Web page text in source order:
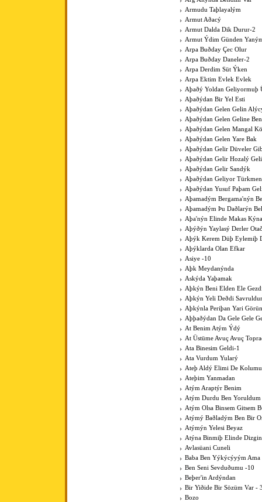
Armudu Taþlayalým
Armut Aðacý
Armut Dalda Dik Durur-2
Armut Ýdim Günden
Arpa Buðday Çec Olur
Arpa Buðday Daneler-2
Arpa Derdim Süt Ýken
Arpa Ektim Evlek Evlek
Aþaðý Yoldan Geliyormuþ
Aþaðýdan Bir Yel Esti
Aþaðýdan Gelen Gelin
Aþaðýdan Gelen Geline
Aþaðýdan Gelen Mangal
Aþaðýdan Gelen Yare Bak
Aþaðýdan Gelir Düveler
Aþaðýdan Gelir Hozalý
Aþaðýdan Gelir Sandýk
Aþaðýdan Geliyor
Aþaðýdan Yusuf Paþam
Aþamadým Bergama'nýn
Aþamadým Þu Daðlarýn
Aþa'nýn Elinde Makas
Aþýðýn Yaylasý Derler
Aþýk Kerem Düþ Eylemiþ
Aþýklarda Olan Efkar
Asiye -10
Aþk Meydanýnda
Askýda Yaþamak
Aþkýn Beni Elden Ele
Aþkýn Yeli Deðdi
Aþkýnla Periþan Yari
Aþþaðýdan Da Gele Gele
At Benim Atým Ýdý
At Üstüme Avuç Avuç
Ata Binesim Geldi-1
Ata Vurdum Yularý
Ateþ Aldý Elimi De Kolumu
Ateþim Yanmadan
Atým Araptýr Benim
Atým Durdu Ben Yoruldum
Atým Olsa Binsem Gitsem
Atýmý Baðladým Ben Bir
Atýmýn Yelesi Beyaz
Atýna Binmiþ Elinde
Avlasüani Cuneli
Baba Ben Yýkýcýyým
Ben Seni Sevduðumu -10
Beþer'in Ardýndan
Bir Yiðide Bir Sözüm Var -
Bozo